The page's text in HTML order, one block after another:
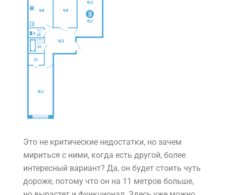
Это не критические недостатки, но зачем
мириться с ними, когда есть другой, более
интересный вариант? Да, он будет стоить чуть
дороже, потому что он на 11 метров больше,